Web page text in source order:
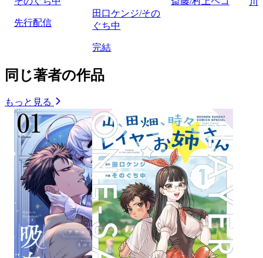
先行配信
田口ケンジ/その
ぐち中
完結
同じ著者の作品
もっと見る